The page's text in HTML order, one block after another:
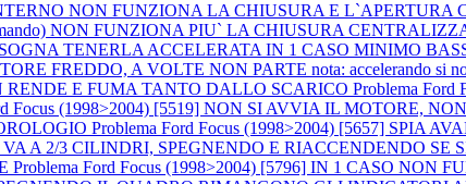
NON FUNZIONA LA CHIUSURA E L`APERTURA
NON FUNZIONA PIU` LA CHIUSURA
TENERLA ACCELERATA IN 1 CASO MINIMO
FREDDO, A VOLTE NON PARTE nota: accelerando si
RENDE E FUMA TANTO DALLO SCARICO Problema Ford
Focus (1998>2004) [5519] NON SI AVVIA IL MOTORE,
Problema Ford Focus (1998>2004) [5657] SPIA
A 2/3 CILINDRI, SPEGNENDO E RIACCENDENDO
Problema Ford Focus (1998>2004) [5796] IN 1 CASO NON